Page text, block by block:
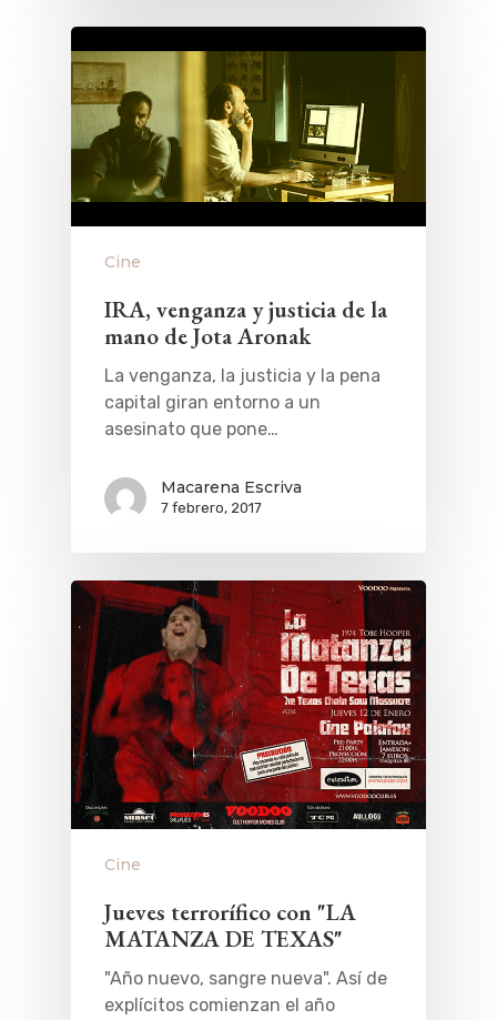
Cine
IRA, venganza y justicia de la
mano de Jota Aronak
La venganza, la justicia y la pena
capital giran entorno a un
asesinato que pone…
Macarena Escriva
7 febrero, 2017
Cine
Jueves terrorífico con "LA
MATANZA DE TEXAS"
"Año nuevo, sangre nueva". Así de
explícitos comienzan el año